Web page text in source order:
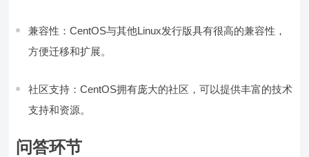
兼容性：CentOS与其他Linux发行版具有很高的兼容性，
方便迁移和扩展。
社区支持：CentOS拥有庞大的社区，可以提供丰富的技术
支持和资源。
问答环节